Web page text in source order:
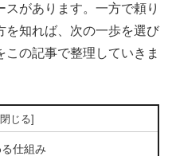
があります。一方で頼り
を知れば、次の一歩を選び
の記事で整理していきま
仕組み